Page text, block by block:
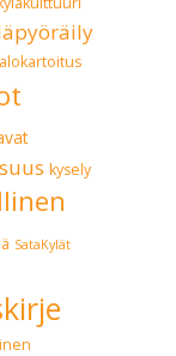
kysely
SataKylät